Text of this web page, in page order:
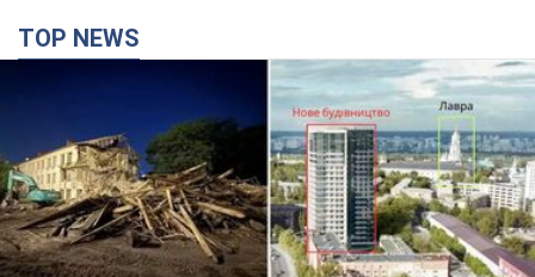
TOP NEWS